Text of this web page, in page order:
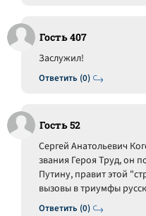
Гость 407
Ответить (0)
Заслужил!
Гость 52
Ответить (0)
Сергей Анатольевич
звания Героя Труд, он
Путину, правит этой
вызовы в триумфы